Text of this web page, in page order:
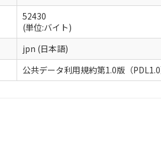
52430
(単位:バイト)
jpn (日本語)
公共データ利用規約第1.0版（